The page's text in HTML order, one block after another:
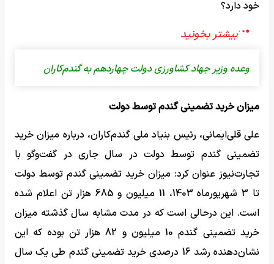
خود دارد؟
وعده وزیر جهاد کشاورزی دولت چهاردهم به گندم‌کاران
میزان خرید تضمینی گندم توسط دولت
علی‌ قلی‌ایمانی، رئیس بنیاد ملی گندم‌کاران، درباره میزان خرید
تضمینی گندم توسط دولت در سال جاری در گفت‌وگو با
تجارت‌نیوز عنوان کرد: میزان خرید تضمینی گندم توسط دولت
تا 3 شهریورماه 1403، 11 میلیون و 685 هزار تن اعلام شده
است. این درحالی است که در مدت مشابه سال گذشته میزان
خرید تضمینی گندم 10 میلیون و 82 هزار تن بوده که این
نشان‌دهنده رشد 16 درصدی خرید تضمینی گندم طی یک سال